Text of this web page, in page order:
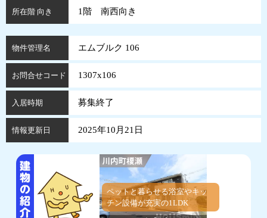
所在階 向き 1階 南西向き
物件管理名 エムブルク 106
お問合せコード 1307x106
入居時期 募集終了
情報更新日 2025年10月21日
ペットと暮らせる浴室やキッ
チン設備が充実の1LDK